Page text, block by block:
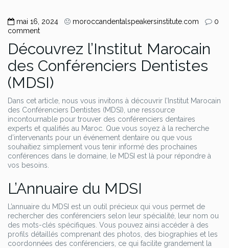
mai 16, 2024 moroccandentalspeakersinstitute.com
0
comment
Découvrez l’Institut Marocain
des Conférenciers Dentistes
(MDSI)
Dans cet article, nous vous invitons à découvrir l’Institut Marocain
des Conférenciers Dentistes (MDSI), une ressource
incontournable pour trouver des conférenciers dentaires
experts et qualifiés au Maroc. Que vous soyez à la recherche
d’intervenants pour un événement dentaire ou que vous
souhaitiez simplement vous tenir informé des prochaines
conférences dans le domaine, le MDSI est là pour répondre à
vos besoins.
L’Annuaire du MDSI
L’annuaire du MDSI est un outil précieux qui vous permet de
rechercher des conférenciers selon leur spécialité, leur nom ou
des mots-clés spécifiques. Vous pouvez ainsi accéder à des
profils détaillés comprenant des photos, des biographies et les
coordonnées des conférenciers, ce qui facilite grandement la